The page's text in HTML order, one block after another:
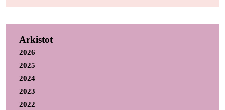
Arkistot
2026
2025
2024
2023
2022